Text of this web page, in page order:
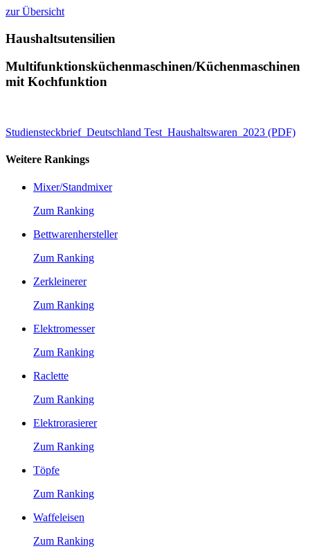
zur Übersicht
Haushaltsutensilien
Multifunktionsküchenmaschinen/Küchenmaschinen
mit Kochfunktion
Studiensteckbrief_Deutschland Test_Haushaltswaren_2023 (PDF)
Weitere Rankings
Mixer/Standmixer
Zum Ranking
Bettwarenhersteller
Zum Ranking
Zerkleinerer
Zum Ranking
Elektromesser
Zum Ranking
Raclette
Zum Ranking
Elektrorasierer
Zum Ranking
Töpfe
Zum Ranking
Waffeleisen
Zum Ranking